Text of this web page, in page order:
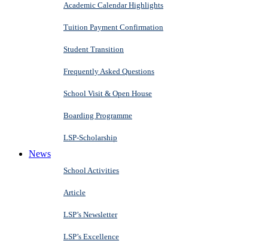
Academic Calendar Highlights
Tuition Payment Confirmation
Student Transition
Frequently Asked Questions
School Visit & Open House
Boarding Programme
LSP-Scholarship
News
School Activities
Article
LSP’s Newsletter
LSP’s Excellence